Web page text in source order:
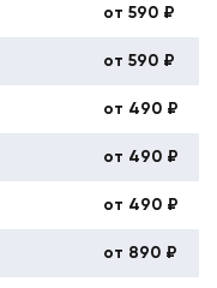
от 590 ₽
от 590 ₽
от 490 ₽
от 490 ₽
от 490 ₽
от 890 ₽